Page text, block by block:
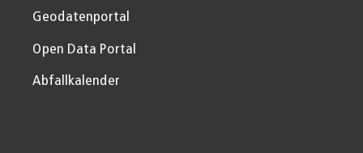
Geodatenportal
Open Data Portal
Abfallkalender